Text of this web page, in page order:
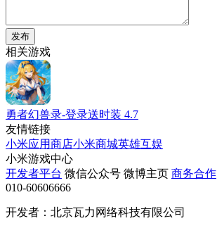
发布
相关游戏
勇者幻兽录-登录送时装 4.7
友情链接
小米应用商店小米商城英雄互娱
小米游戏中心
开发者平台 微信公众号 微博主页 商务合作
010-60606666
开发者：北京瓦力网络科技有限公司